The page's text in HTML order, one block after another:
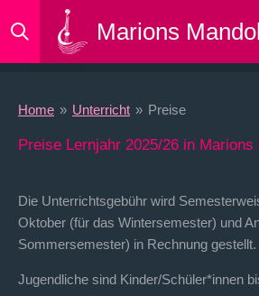
Hauptinhalt
springen
Marions
Home » Unterricht » Preise
Preise Lernjahr 2025/26 in Marions
Die Unterrichtsgebühr wird
Oktober (für das Wintersemester) und
Sommersemester) in Rechnung gestellt.
Jugendliche sind Kinder/Schüler*innen